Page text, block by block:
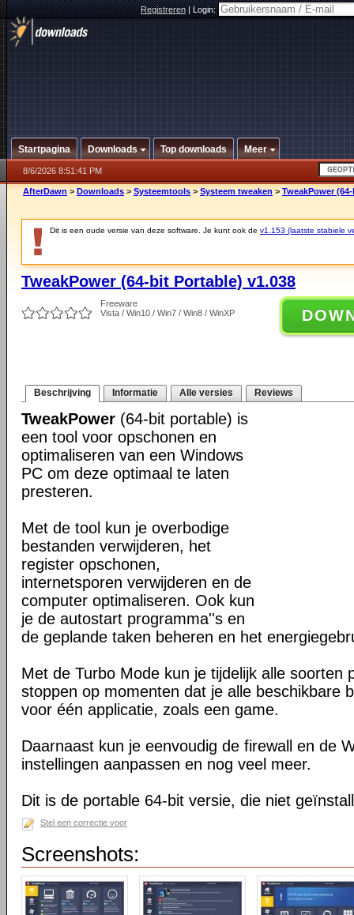
Registreren|Login:
Startpagina Downloads Top downloads Meer
8/6/2026 8:51:41 PM
AfterDawn > Downloads > Systeemtools > Systeem tweaken > TweakPower
Dit is een oude versie van deze software. Je kunt ook de v1.153 (laatste stabiele
TweakPower (64-bit Portable) v1.038
Freeware
Vista / Win10 / Win7 / Win8 / WinXP
Beschrijving Informatie Alle versies Reviews
TweakPower (64-bit portable) is
een tool voor opschonen en
optimaliseren van een Windows
PC om deze optimaal te laten
presteren.
Met de tool kun je overbodige
bestanden verwijderen, het
register opschonen,
internetsporen verwijderen en de
computer optimaliseren. Ook kun
je de autostart programma''s en
de geplande taken beheren en het
Met de Turbo Mode kun je tijdelijk alle soorten
stoppen op momenten dat je alle beschikbare
voor één applicatie, zoals een game.
Daarnaast kun je eenvoudig de firewall en de
instellingen aanpassen en nog veel meer.
Dit is de portable 64-bit versie, die niet
Stel een correctie voor
Screenshots: